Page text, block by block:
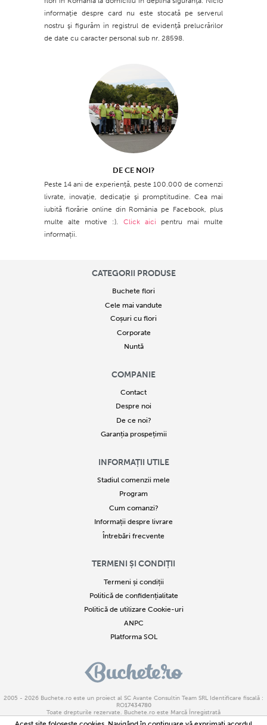
informaţie despre card nu este stocată pe serverul
nostru şi figurăm în registrul de evidenţă prelucrărilor
de date cu caracter personal sub nr. 28598.
DE CE NOI?
Peste 14 ani de experienţă, peste 100.000 de comenzi
livrate, inovaţie, dedicaţie şi promptitudine. Cea mai
iubită florărie online din România pe Facebook, plus
multe alte motive :). Click aici pentru mai multe
informații.
CATEGORII PRODUSE
Buchete flori
Cele mai vandute
Coșuri cu flori
Corporate
Nuntă
COMPANIE
Contact
Despre noi
De ce noi?
Garanția prospețimii
INFORMAȚII UTILE
Stadiul comenzii mele
Program
Cum comanzi?
Informații despre livrare
Întrebări frecvente
TERMENI ȘI CONDIȚII
Termeni și condiții
Politică de confidențialitate
Politică de utilizare Cookie-uri
ANPC
Platforma SOL
2005 - 2026 Buchete.ro este un proiect al SC Avante Consultin Team SRL Identificare fiscală :
RO17434780
Toate drepturile rezervate. Buchete.ro este Marcă Înregistrată
Copierea parțială sau integrală a textelor sau imaginilor este strict interzisă. Încălcarea acestor